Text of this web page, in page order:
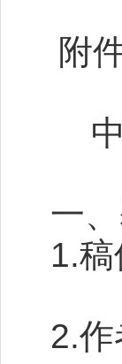
附
一
1.稿
2.作